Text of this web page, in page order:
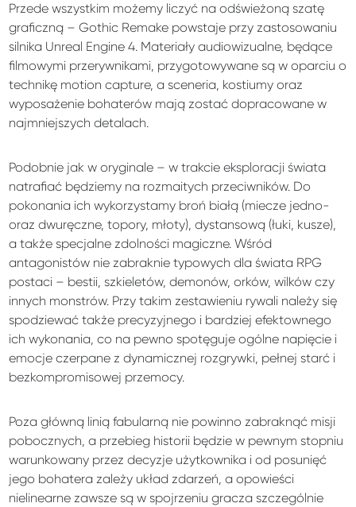
Przede wszystkim możemy liczyć na odświeżoną szatę
graficzną – Gothic Remake powstaje przy zastosowaniu
silnika Unreal Engine 4. Materiały audiowizualne, będące
filmowymi przerywnikami, przygotowywane są w oparciu o
technikę motion capture, a sceneria, kostiumy oraz
wyposażenie bohaterów mają zostać dopracowane w
najmniejszych detalach.
Podobnie jak w oryginale – w trakcie eksploracji świata
natrafiać będziemy na rozmaitych przeciwników. Do
pokonania ich wykorzystamy broń białą (miecze jedno-
oraz dwuręczne, topory, młoty), dystansową (łuki, kusze),
a także specjalne zdolności magiczne. Wśród
antagonistów nie zabraknie typowych dla świata RPG
postaci – bestii, szkieletów, demonów, orków, wilków czy
innych monstrów. Przy takim zestawieniu rywali należy się
spodziewać także precyzyjnego i bardziej efektownego
ich wykonania, co na pewno spotęguje ogólne napięcie i
emocje czerpane z dynamicznej rozgrywki, pełnej starć i
bezkompromisowej przemocy.
Poza główną linią fabularną nie powinno zabraknąć misji
pobocznych, a przebieg historii będzie w pewnym stopniu
warunkowany przez decyzje użytkownika i od posunięć
jego bohatera zależy układ zdarzeń, a opowieści
nielinearne zawsze są w spojrzeniu gracza szczególnie